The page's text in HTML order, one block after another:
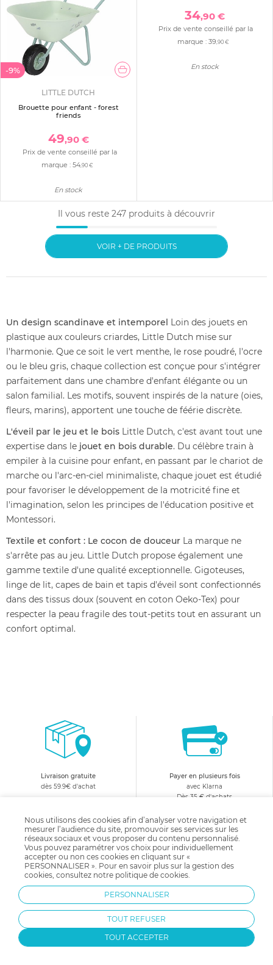
-9%
LITTLE DUTCH
Brouette pour enfant - forest
friends
49,90 €
Prix de vente conseillé par la
marque : 54,90 €
En stock
Il vous reste 247 produits à découvrir
VOIR + DE PRODUITS
Un design scandinave et intemporel Loin des jouets en
plastique aux couleurs criardes, Little Dutch mise sur
l'harmonie. Que ce soit le vert menthe, le rose poudré, l'ocre
ou le bleu gris, chaque collection est conçue pour s'intégrer
parfaitement dans une chambre d'enfant élégante ou un
salon familial. Les motifs, souvent inspirés de la nature (oies,
fleurs, marins), apportent une touche de féérie discrète.
L'éveil par le jeu et le bois Little Dutch, c'est avant tout une
expertise dans le jouet en bois durable. Du célèbre train à
empiler à la cuisine pour enfant, en passant par le chariot de
marche ou l'arc-en-ciel minimaliste, chaque jouet est étudié
pour favoriser le développement de la motricité fine et
l'imagination, selon les principes de l'éducation positive et
Montessori.
Textile et confort : Le cocon de douceur La marque ne
s'arrête pas au jeu. Little Dutch propose également une
gamme textile d'une qualité exceptionnelle. Gigoteuses,
linge de lit, capes de bain et tapis d'éveil sont confectionnés
dans des tissus doux (souvent en coton Oeko-Tex) pour
respecter la peau fragile des tout-petits tout en assurant un
confort optimal.
Livraison gratuite
dès 59.9€ d'achat
Payer en plusieurs fois
avec Klarna
Changer d'avis
satisfait ou remboursé
Equipe d'experts
à votre écoute :
05 31 53 03 78
10€ offertsen vous abonnant
à notre newsletter !
Nous utilisons des cookies afin d’analyser votre navigation et
mesurer l’audience du site, promouvoir ses services sur les
réseaux sociaux et vous proposer du contenu personnalisé.
Vous pouvez paramétrer vos choix pour individuellement
accepter ou non ces cookies en cliquant sur «
PERSONNALISER ». Pour en savoir plus sur la gestion des
cookies, consultez notre politique de cookies.
PERSONNALISER
TOUT REFUSER
TOUT ACCEPTER